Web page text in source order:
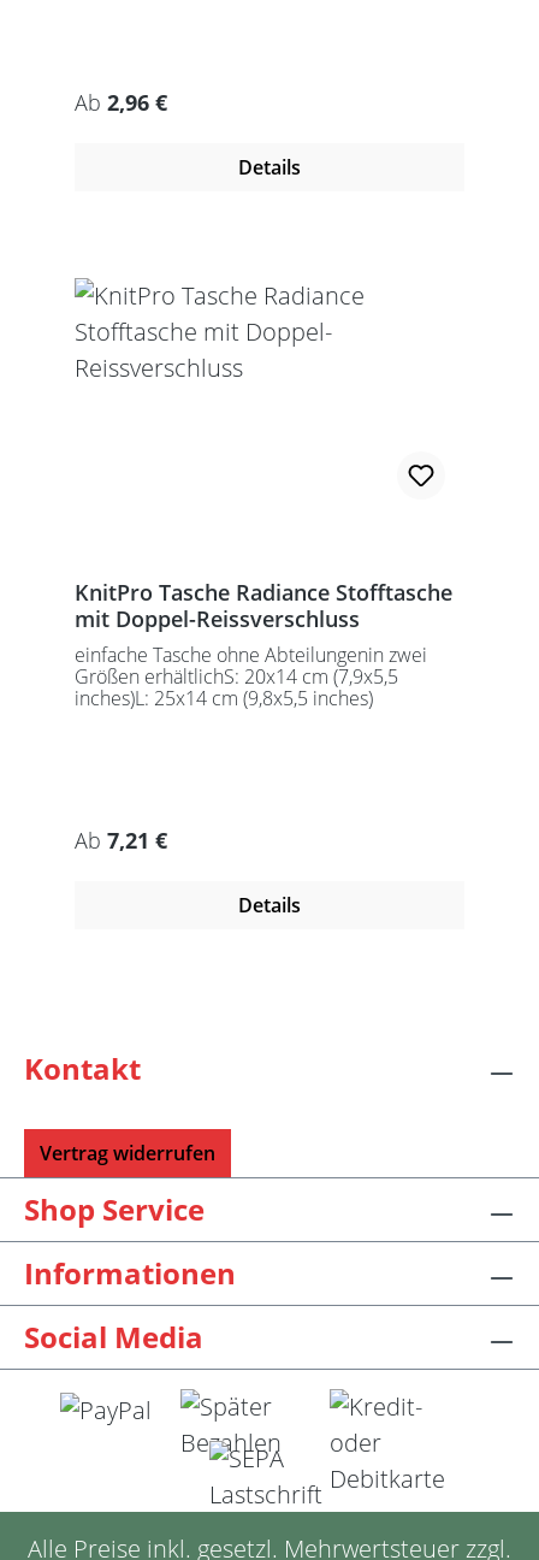
Regulärer Preis:
Ab 2,96 €
Details
KnitPro Tasche Radiance Stofftasche
mit Doppel-Reissverschluss
einfache Tasche ohne Abteilungenin zwei
Größen erhältlichS: 20x14 cm (7,9x5,5
inches)L: 25x14 cm (9,8x5,5 inches)
Regulärer Preis:
Ab 7,21 €
Details
Kontakt
Vertrag widerrufen
Shop Service
Informationen
Social Media
Alle Preise inkl. gesetzl. Mehrwertsteuer zzgl.